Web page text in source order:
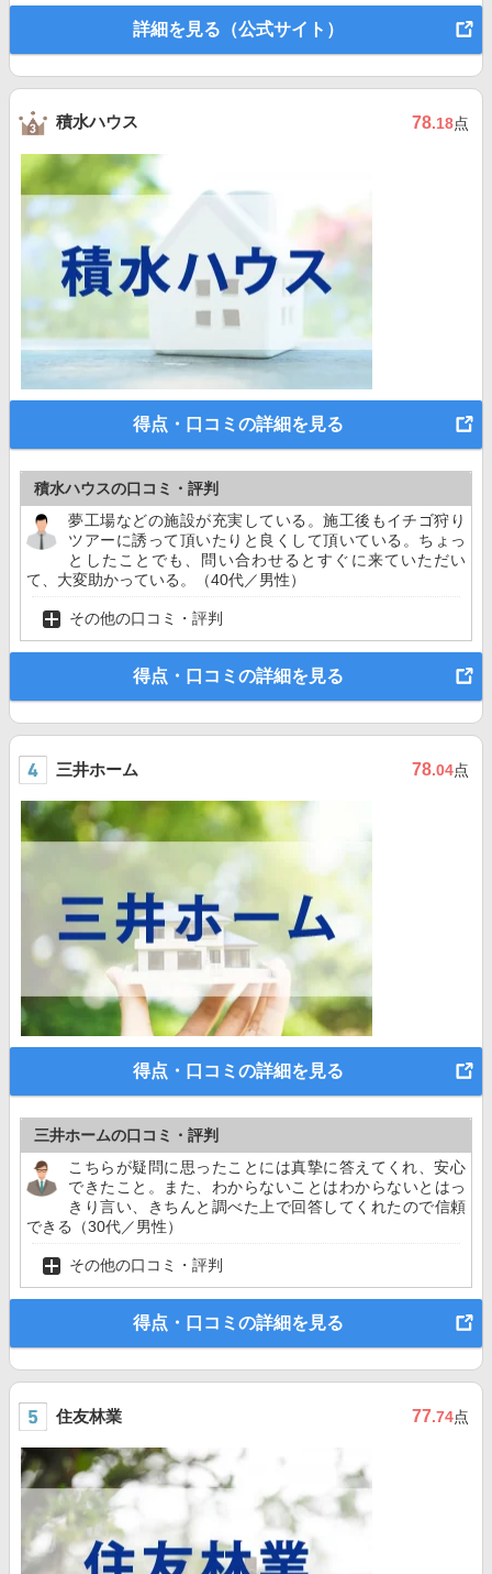
詳細を見る（公式サイト）
積水ハウス 78.18点
得点・口コミの詳細を見る
積水ハウスの口コミ・評判
夢工場などの施設が充実している。施工後もイチゴ狩り
ツアーに誘って頂いたりと良くして頂いている。ちょっ
としたことでも、問い合わせるとすぐに来ていただい
て、大変助かっている。（40代／男性）
その他の口コミ・評判
得点・口コミの詳細を見る
三井ホーム 78.04点
得点・口コミの詳細を見る
三井ホームの口コミ・評判
こちらが疑問に思ったことには真摯に答えてくれ、安心
できたこと。また、わからないことはわからないとはっ
きり言い、きちんと調べた上で回答してくれたので信頼
できる（30代／男性）
その他の口コミ・評判
得点・口コミの詳細を見る
住友林業 77.74点